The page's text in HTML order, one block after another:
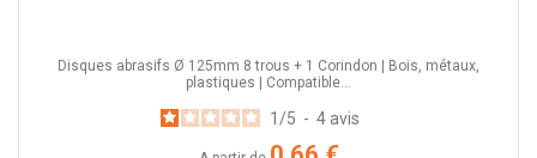
Disques abrasifs Ø 125mm 8 trous + 1 Corindon | Bois, métaux,
plastiques | Compatible...
1 /5 - 4 avis